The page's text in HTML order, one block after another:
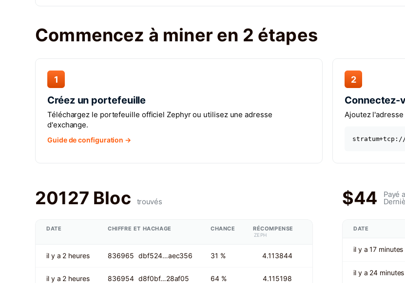
Commencez à miner en 2 étapes
1
Créez un portefeuille
Téléchargez le portefeuille officiel Zephyr ou utilisez une adresse
d'exchange.
Guide de configuration →
2
Connectez-
Ajoutez
stratum+tcp://
20127 Bloc trouvés
DATE CHIFFRE ET HACHAGE CHANCE RÉCOMPENSE
ZEPH
il y a 2 heures 836965 dbf524…aec356 31 % 4.113844
il y a 2 heures 836954 d8f0bf…28af05 64 % 4.115198
$44 Payé
DATE
il y a 17 minutes
il y a 24 minutes